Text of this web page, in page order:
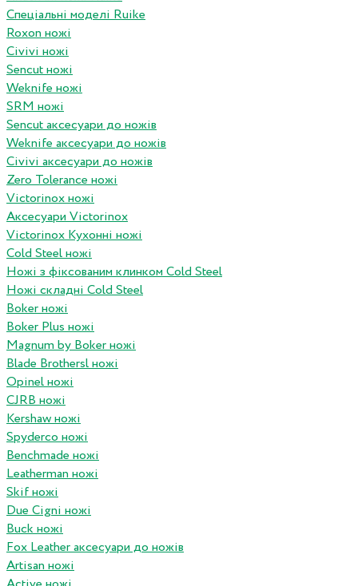
Спеціальні моделі Ruike
Roxon ножi
Civivi ножі
Sencut ножі
Weknife ножі
SRM ножі
Sencut аксесуари до ножів
Weknife аксесуари до ножів
Civivi аксесуари до ножів
Zero Tolerance ножі
Victorinox ножі
Аксесуари Victorinox
Victorinox Кухонні ножі
Cold Steel ножі
Ножі з фіксованим клинком Cold Steel
Ножі складні Cold Steel
Boker ножі
Boker Plus ножі
Magnum by Boker ножі
Blade Brothersl ножі
Opinel ножі
CJRB ножі
Kershaw ножі
Spyderco ножі
Benchmade ножі
Leatherman ножі
Skif ножі
Due Cigni ножі
Buck ножі
Fox Leather аксесуари до ножів
Artisan ножі